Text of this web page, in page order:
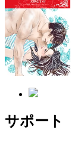
サポート